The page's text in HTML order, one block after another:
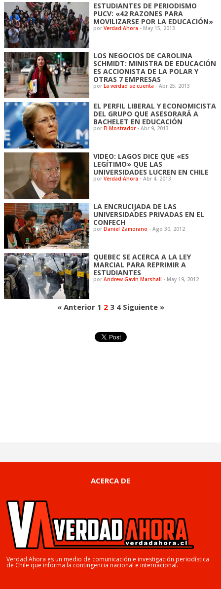
ESTUDIANTES DE PERIODISMO
PUCV: «42 RAZONES PARA
MOVILIZARSE POR LA EDUCACIÓN»
porVerdad Ahora - May 15, 2013
LOS NEGOCIOS DE CAROLINA
SCHMIDT: MINISTRA DE EDUCACIÓN
ES ACCIONISTA DE LA POLAR Y
OTRAS 7 EMPRESAS
porLa verdad se cuenta - Abr 25, 2013
EL PERFIL LIBERAL Y ECONOMICISTA
DEL GRUPO QUE ASESORARÁ A
BACHELET EN EDUCACIÓN
porEl Mostrador- Abr 9, 2013
VIDEO: LAGOS DICE QUE «ES
LEGÍTIMO» QUE LAS
UNIVERSIDADES LUCREN EN CHILE
porVerdad Ahora - Abr 4, 2013
LA ENCRUCIJADA DE LAS
UNIVERSIDADES PRIVADAS EN EL
CONFECH
porDaniel Zamorano - Ago 30, 2012
QUEBEC SE ACERCA A LA LEY
MARCIAL PARA REPRIMIR A
ESTUDIANTES
porAndrew Gavin Marshall - May 19, 2012
« Anterior 1 2 3 4 Siguiente »
ACERCA DE
Verdad Ahora es un medio de comunicación e investigación periodística
de Chile que informa la contingencia nacional e internacional.